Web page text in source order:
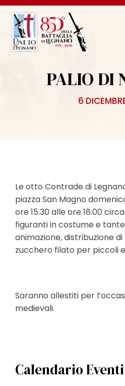
PALIO DI
6
Le otto Contrade di
piazza San Magno
ore 15.30 alle ore 18.00
figuranti in costume e
animazione, distribuzione
zucchero filato per piccoli
Saranno allestiti per
medievali.
Calendario Eventi